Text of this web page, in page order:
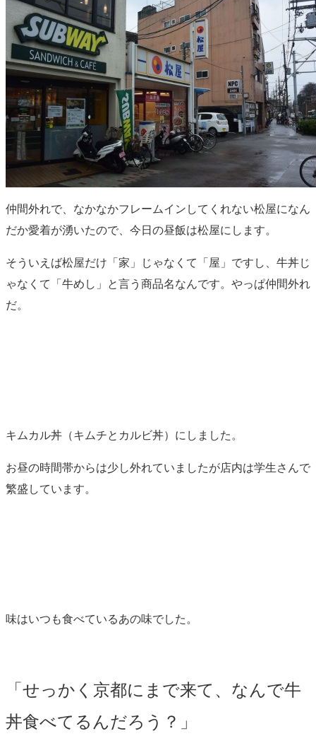
仲間外れで、なかなかフレームインしてくれない松屋になん
だか愛着が湧いたので、今日の昼飯は松屋にします。
そういえば松屋だけ「家」じゃなくて「屋」ですし、牛丼じ
ゃなくて「牛めし」と言う商品名なんです。やっぱ仲間外れ
だ。
キムカル丼（キムチとカルビ丼）にしました。
お昼の時間帯からは少し外れていましたが店内は学生さんで
繁盛しています。
味はいつも食べているあの味でした。
「せっかく京都にまで来て、なんで牛
丼食べてるんだろう？」